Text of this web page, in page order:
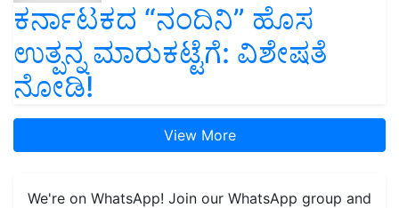
ಕರ್ನಾಟಕದ “ನಂದಿನಿ” ಹೊಸ
ಉತ್ಪನ್ನ ಮಾರುಕಟ್ಟೆಗೆ: ವಿಶೇಷತೆ
ನೋಡಿ!
View More
We're on WhatsApp! Join our WhatsApp group and